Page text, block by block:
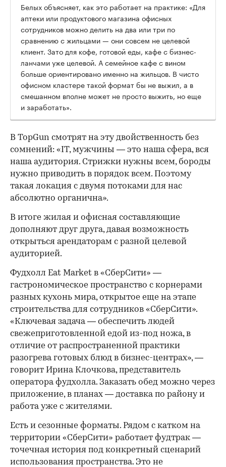
Белых объясняет, как это работает на практике: «Для
аптеки или продуктового магазина офисных
сотрудников можно делить на два или три по
сравнению с жильцами — они совсем не целевой
клиент. Зато для кофе, готовой еды, кафе с бизнес-
ланчами уже целевой. А семейное кафе с вином
больше ориентировано именно на жильцов. В чисто
офисном кластере такой формат бы не выжил, а в
смешанном вполне может не просто выжить, но еще
и заработать».
В TopGun смотрят на эту двойственность без
сомнений: «IT, мужчины — это наша сфера, вся
наша аудитория. Стрижки нужны всем, бороды
нужно приводить в порядок всем. Поэтому
такая локация с двумя потоками для нас
абсолютно органична».
В итоге жилая и офисная составляющие
дополняют друг друга, давая возможность
открыться арендаторам с разной целевой
аудиторией.
Фудхолл Eat Market в «СберСити» —
гастрономическое пространство с корнерами
разных кухонь мира, открытое еще на этапе
строительства для сотрудников «СберСити».
«Ключевая задача — обеспечить людей
свежеприготовленной едой из-под ножа, в
отличие от распространенной практики
разогрева готовых блюд в бизнес-центрах», —
говорит Ирина Клочкова, представитель
оператора фудхолла. Заказать обед можно через
приложение, в планах — доставка по району и
работа уже с жителями.
Есть и сезонные форматы. Рядом с катком на
территории «СберСити» работает фудтрак —
точечная история под конкретный сценарий
использования пространства. Это не